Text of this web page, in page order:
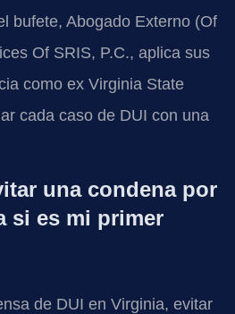
bufete, Abogado Externo (Of
Of SRIS, P.C., aplica sus
como ex Virginia State
cada caso de DUI con una
una condena por
si es mi primer
de DUI en Virginia, evitar